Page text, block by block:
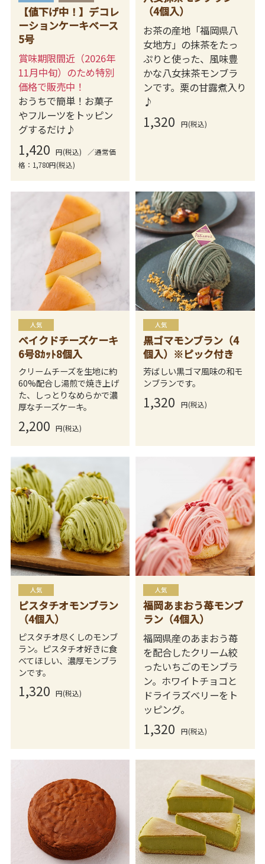
【値下げ中！】デコレ
ーションケーキベース
5号
賞味期限間近（2026年
11月中旬）のため特別
価格で販売中！
おうちで簡単！お菓子
やフルーツをトッピン
グするだけ♪
1,420 円(税込)
／通常価
格：1,780円(税込)
（4個入）
お茶の産地「福岡県八
女地方」の抹茶をたっ
ぷりと使った、風味豊
かな八女抹茶モンブラ
ンです。栗の甘露煮入り
♪
1,320 円(税込)
ベイクドチーズケーキ
6号8ｶｯﾄ8個入
クリームチーズを生地に約
60%配合し湯煎で焼き上げ
た、しっとりなめらかで濃
厚なチーズケーキ。
2,200 円(税込)
黒ゴマモンブラン（4
個入）※ピック付き
芳ばしい黒ゴマ風味の和モ
ンブランです。
1,320 円(税込)
ピスタチオモンブラン
（4個入）
ピスタチオ尽くしのモンブ
ラン。ピスタチオ好きに食
べてほしい、濃厚モンブラ
ンです。
1,320 円(税込)
福岡あまおう苺モンブ
ラン（4個入）
福岡県産のあまおう苺
を配合したクリーム絞
ったいちごのモンブラ
ン。ホワイトチョコと
ドライラズベリーをト
ッピング。
1,320 円(税込)